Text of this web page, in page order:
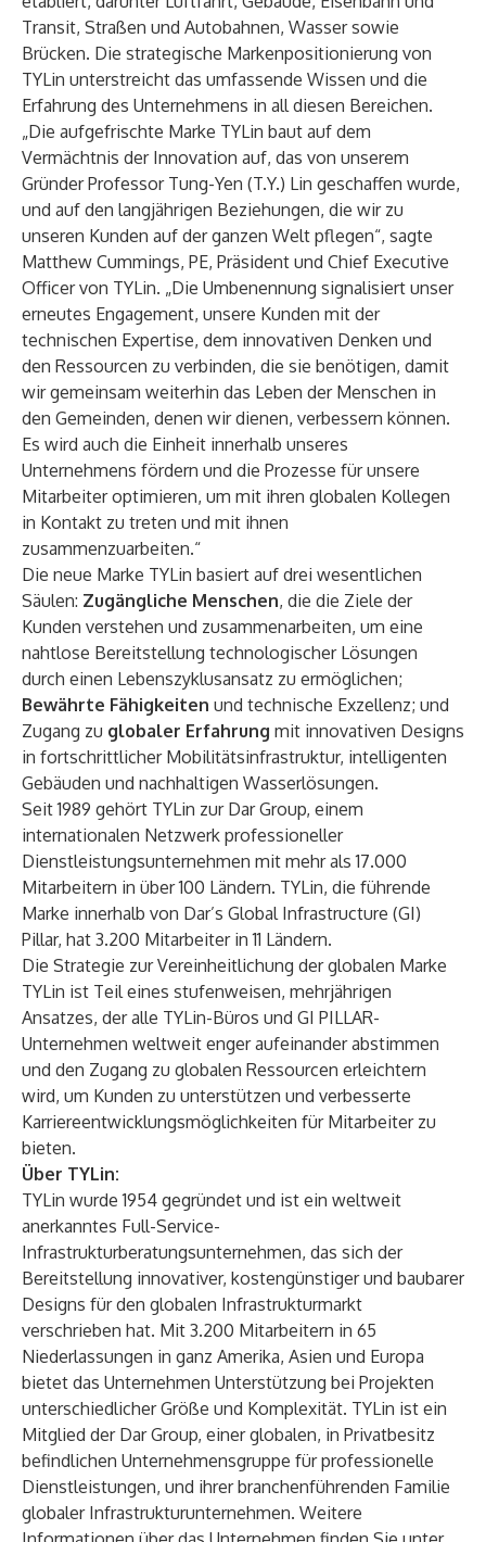
Transit, Straßen und Autobahnen, Wasser sowie
Brücken. Die strategische Markenpositionierung von
TYLin unterstreicht das umfassende Wissen und die
Erfahrung des Unternehmens in all diesen Bereichen.
„Die aufgefrischte Marke TYLin baut auf dem
Vermächtnis der Innovation auf, das von unserem
Gründer Professor Tung-Yen (T.Y.) Lin geschaffen wurde,
und auf den langjährigen Beziehungen, die wir zu
unseren Kunden auf der ganzen Welt pflegen“, sagte
Matthew Cummings, PE, Präsident und Chief Executive
Officer von TYLin. „Die Umbenennung signalisiert unser
erneutes Engagement, unsere Kunden mit der
technischen Expertise, dem innovativen Denken und
den Ressourcen zu verbinden, die sie benötigen, damit
wir gemeinsam weiterhin das Leben der Menschen in
den Gemeinden, denen wir dienen, verbessern können.
Es wird auch die Einheit innerhalb unseres
Unternehmens fördern und die Prozesse für unsere
Mitarbeiter optimieren, um mit ihren globalen Kollegen
in Kontakt zu treten und mit ihnen
zusammenzuarbeiten.“
Die neue Marke TYLin basiert auf drei wesentlichen
Säulen: Zugängliche Menschen, die die Ziele der
Kunden verstehen und zusammenarbeiten, um eine
nahtlose Bereitstellung technologischer Lösungen
durch einen Lebenszyklusansatz zu ermöglichen;
Bewährte Fähigkeiten und technische Exzellenz; und
Zugang zu globaler Erfahrung mit innovativen Designs
in fortschrittlicher Mobilitätsinfrastruktur, intelligenten
Gebäuden und nachhaltigen Wasserlösungen.
Seit 1989 gehört TYLin zur Dar Group, einem
internationalen Netzwerk professioneller
Dienstleistungsunternehmen mit mehr als 17.000
Mitarbeitern in über 100 Ländern. TYLin, die führende
Marke innerhalb von Dar’s Global Infrastructure (GI)
Pillar, hat 3.200 Mitarbeiter in 11 Ländern.
Die Strategie zur Vereinheitlichung der globalen Marke
TYLin ist Teil eines stufenweisen, mehrjährigen
Ansatzes, der alle TYLin-Büros und GI PILLAR-
Unternehmen weltweit enger aufeinander abstimmen
und den Zugang zu globalen Ressourcen erleichtern
wird, um Kunden zu unterstützen und verbesserte
Karriereentwicklungsmöglichkeiten für Mitarbeiter zu
bieten.
Über TYLin:
TYLin wurde 1954 gegründet und ist ein weltweit
anerkanntes Full-Service-
Infrastrukturberatungsunternehmen, das sich der
Bereitstellung innovativer, kostengünstiger und baubarer
Designs für den globalen Infrastrukturmarkt
verschrieben hat. Mit 3.200 Mitarbeitern in 65
Niederlassungen in ganz Amerika, Asien und Europa
bietet das Unternehmen Unterstützung bei Projekten
unterschiedlicher Größe und Komplexität. TYLin ist ein
Mitglied der Dar Group, einer globalen, in Privatbesitz
befindlichen Unternehmensgruppe für professionelle
Dienstleistungen, und ihrer branchenführenden Familie
globaler Infrastrukturunternehmen. Weitere